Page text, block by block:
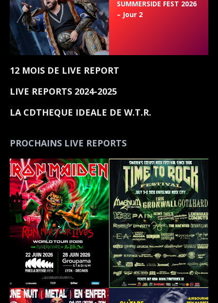
SUMMERSIDE FEST 2026
– Jour 2
12 MOIS DE LIVE REPORT
LIVE REPORTS 2024-2025
LA CDTHEQUE IDEALE DE W.T.R.
PROCHAINS LIVE REPORTS